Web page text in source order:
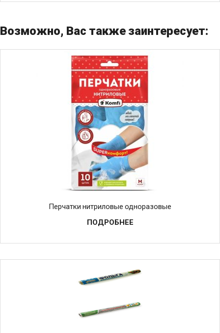
Возможно, Вас также заинтересует:
Перчатки нитриловые одноразовые
ПОДРОБНЕЕ